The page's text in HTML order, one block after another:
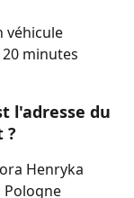
véhicule
minutes
l'adresse du
?
Henryka
Pologne